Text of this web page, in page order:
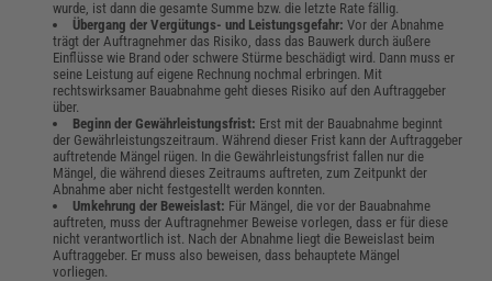
wurde, ist dann die gesamte Summe bzw. die letzte Rate fällig.
Übergang der Vergütungs- und Leistungsgefahr: Vor der Abnahme
trägt der Auftragnehmer das Risiko, dass das Bauwerk durch äußere
Einflüsse wie Brand oder schwere Stürme beschädigt wird. Dann muss er
seine Leistung auf eigene Rechnung nochmal erbringen. Mit
rechtswirksamer Bauabnahme geht dieses Risiko auf den Auftraggeber
über.
Beginn der Gewährleistungsfrist: Erst mit der Bauabnahme beginnt
der Gewährleistungszeitraum. Während dieser Frist kann der Auftraggeber
auftretende Mängel rügen. In die Gewährleistungsfrist fallen nur die
Mängel, die während dieses Zeitraums auftreten, zum Zeitpunkt der
Abnahme aber nicht festgestellt werden konnten.
Umkehrung der Beweislast: Für Mängel, die vor der Bauabnahme
auftreten, muss der Auftragnehmer Beweise vorlegen, dass er für diese
nicht verantwortlich ist. Nach der Abnahme liegt die Beweislast beim
Auftraggeber. Er muss also beweisen, dass behauptete Mängel
vorliegen.